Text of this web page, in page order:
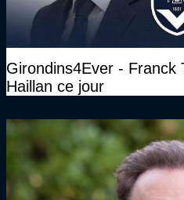
Girondins4Ever - Franck
Haillan ce jour